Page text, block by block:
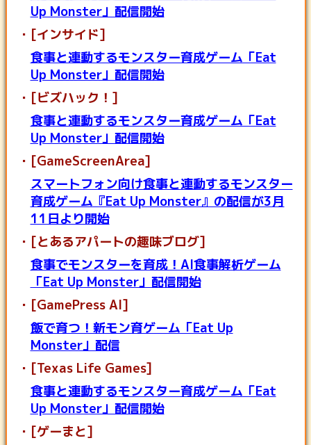
Up Monster」配信開始
[インサイド]
食事と連動するモンスター育成ゲーム「Eat
Up Monster」配信開始
[ビズハック！]
食事と連動するモンスター育成ゲーム「Eat
Up Monster」配信開始
[GameScreenArea]
スマートフォン向け食事と連動するモンスター
育成ゲーム『Eat Up Monster』の配信が3月
11日より開始
[とあるアパートの趣味ブログ]
食事でモンスターを育成！AI食事解析ゲーム
「Eat Up Monster」配信開始
[GamePress AI]
飯で育つ！新モン育ゲーム「Eat Up
Monster」配信
[Texas Life Games]
食事と連動するモンスター育成ゲーム「Eat
Up Monster」配信開始
[ゲーまと]